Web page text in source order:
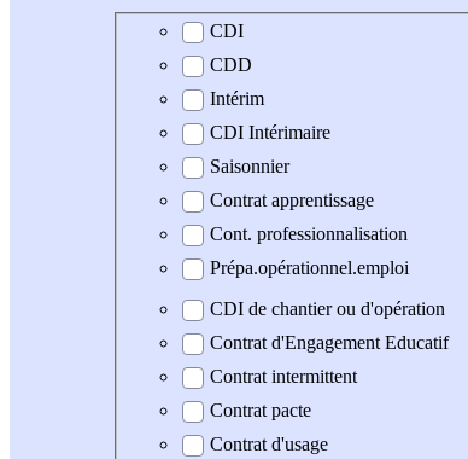
Type de contrat
CDI
CDD
Intérim
CDI Intérimaire
Saisonnier
Contrat apprentissage
Cont. professionnalisation
Prépa.opérationnel.emploi
CDI de chantier ou d'opération
Contrat d'Engagement Educatif
Contrat intermittent
Contrat pacte
Contrat d'usage